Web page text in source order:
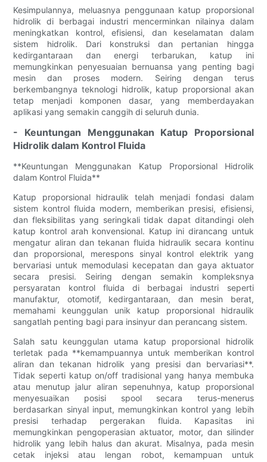
Kesimpulannya, meluasnya penggunaan katup proporsional
hidrolik di berbagai industri mencerminkan nilainya dalam
meningkatkan kontrol, efisiensi, dan keselamatan dalam
sistem hidrolik. Dari konstruksi dan pertanian hingga
kedirgantaraan dan energi terbarukan, katup ini
memungkinkan penyesuaian bernuansa yang penting bagi
mesin dan proses modern. Seiring dengan terus
berkembangnya teknologi hidrolik, katup proporsional akan
tetap menjadi komponen dasar, yang memberdayakan
aplikasi yang semakin canggih di seluruh dunia.
- Keuntungan Menggunakan Katup Proporsional
Hidrolik dalam Kontrol Fluida
**Keuntungan Menggunakan Katup Proporsional Hidrolik
dalam Kontrol Fluida**
Katup proporsional hidraulik telah menjadi fondasi dalam
sistem kontrol fluida modern, memberikan presisi, efisiensi,
dan fleksibilitas yang seringkali tidak dapat ditandingi oleh
katup kontrol arah konvensional. Katup ini dirancang untuk
mengatur aliran dan tekanan fluida hidraulik secara kontinu
dan proporsional, merespons sinyal kontrol elektrik yang
bervariasi untuk memodulasi kecepatan dan gaya aktuator
secara presisi. Seiring dengan semakin kompleksnya
persyaratan kontrol fluida di berbagai industri seperti
manufaktur, otomotif, kedirgantaraan, dan mesin berat,
memahami keunggulan unik katup proporsional hidraulik
sangatlah penting bagi para insinyur dan perancang sistem.
Salah satu keunggulan utama katup proporsional hidrolik
terletak pada **kemampuannya untuk memberikan kontrol
aliran dan tekanan hidrolik yang presisi dan bervariasi**.
Tidak seperti katup on/off tradisional yang hanya membuka
atau menutup jalur aliran sepenuhnya, katup proporsional
menyesuaikan posisi spool secara terus-menerus
berdasarkan sinyal input, memungkinkan kontrol yang lebih
presisi terhadap pergerakan fluida. Kapasitas ini
memungkinkan pengoperasian aktuator, motor, dan silinder
hidrolik yang lebih halus dan akurat. Misalnya, pada mesin
cetak injeksi atau lengan robot, kemampuan untuk